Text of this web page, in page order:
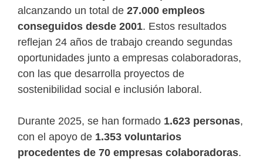
alcanzando un total de 27.000 empleos
conseguidos desde 2001. Estos resultados
reflejan 24 años de trabajo creando segundas
oportunidades junto a empresas colaboradoras,
con las que desarrolla proyectos de
sostenibilidad social e inclusión laboral.
Durante 2025, se han formado 1.623 personas,
con el apoyo de 1.353 voluntarios
procedentes de 70 empresas colaboradoras.